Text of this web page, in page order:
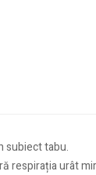
subiect tabu.
respirația urât